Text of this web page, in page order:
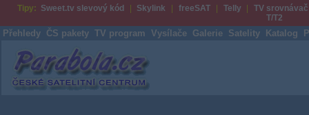
Tipy: Sweet.tv slevový kód Skylink freeSAT Telly
TV srovnávač
T/T2
Přehledy ČS pakety TV program Vysílače Galerie Satelity Katalog
Parabola.cz